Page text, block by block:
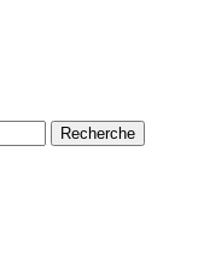
Recherche